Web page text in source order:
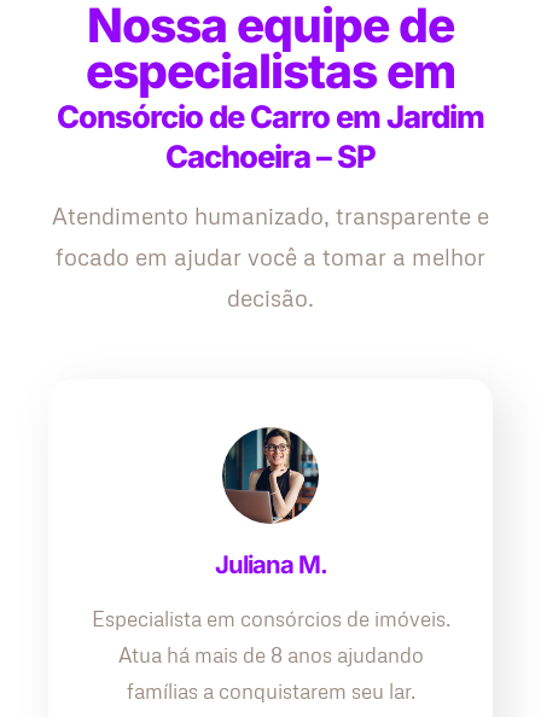
Nossa equipe de
especialistas em
Consórcio de Carro em Jardim
Cachoeira – SP
Atendimento humanizado, transparente e
focado em ajudar você a tomar a melhor
decisão.
Juliana M.
Especialista em consórcios de imóveis.
Atua há mais de 8 anos ajudando
famílias a conquistarem seu lar.